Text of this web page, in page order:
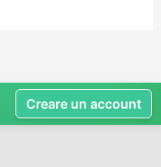
Creare un account